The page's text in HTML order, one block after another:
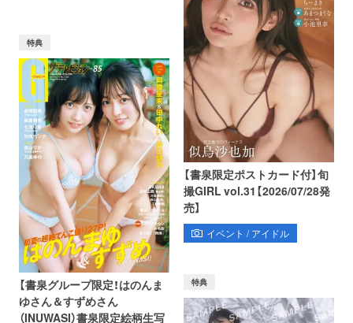
【書泉限定ポストカード付】旬
撮GIRL vol.31【2026/07/28発
売】
イベント / アイドル
特典
【書泉グループ限定！はのんま
ゆさん＆すずめさん
（INUWASI）書泉限定絵柄生写
特典